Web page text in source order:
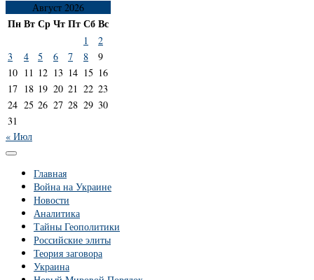
Август 2026
ПнВтСрЧтПтСбВс
1
2
3
4 5 6 7 8
9
10 11 12 13 14 15 16
17 18 19 20 21 22 23
24 25 26 27 28 29 30
31
« Июл
Главная
Война на Украине
Новости
Аналитика
Тайны Геополитики
Российские элиты
Теория заговора
Украина